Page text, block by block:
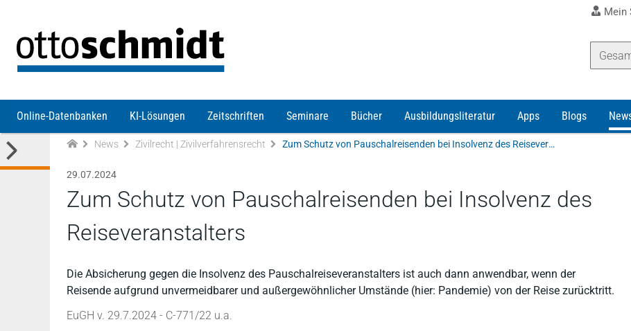
Mein
Online-Datenbanken KI-Lösungen Zeitschriften Seminare Bücher Ausbildungsliteratur Apps Blogs
News Zivilrecht | Zivilverfahrensrecht Zum Schutz von Pauschalreisenden bei Insolvenz des Reiseveranstalters
29.07.2024
Zum Schutz von Pauschalreisenden bei Insolvenz des
Reiseveranstalters
Die Absicherung gegen die Insolvenz des Pauschalreiseveranstalters ist auch dann anwendbar, wenn der
Reisende aufgrund unvermeidbarer und außergewöhnlicher Umstände (hier: Pandemie) von der Reise zurücktritt.
EuGH v. 29.7.2024 - C-771/22 u.a.